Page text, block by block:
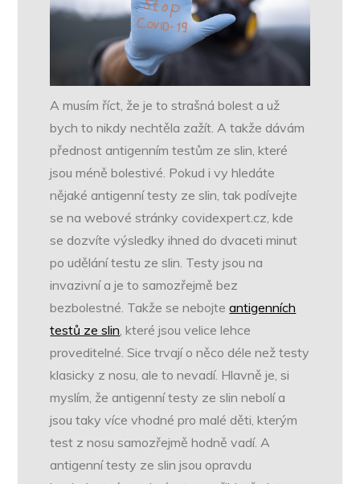
A musím říct, že je to strašná bolest a už
bych to nikdy nechtěla zažít. A takže dávám
přednost antigenním testům ze slin, které
jsou méně bolestivé. Pokud i vy hledáte
nějaké antigenní testy ze slin, tak podívejte
se na webové stránky covidexpert.cz, kde
se dozvíte výsledky ihned do dvaceti minut
po udělání testu ze slin. Testy jsou na
invazivní a je to samozřejmě bez
bezbolestné. Takže se nebojteantigenních
testů ze slin , které jsou velice lehce
proveditelné. Sice trvají o něco déle než testy
klasicky z nosu, ale to nevadí. Hlavně je, si
myslím, že antigenní testy ze slin nebolí a
jsou taky více vhodné pro malé děti, kterým
test z nosu samozřejmě hodně vadí. A
antigenní testy ze slin jsou opravdu